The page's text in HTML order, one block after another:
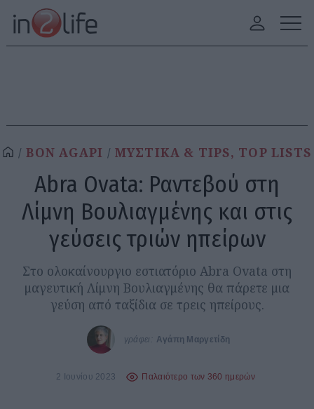
BON AGAPI ΜΥΣΤΙΚΑ & TIPS, TOP LISTS
Abra Ovata: Ραντεβού στη
Λίμνη Βουλιαγμένης και στις
γεύσεις τριών ηπείρων
Στο ολοκαίνουργιο εστιατόριο Abra Ovata στη
μαγευτική Λίμνη Βουλιαγμένης θα πάρετε μια
γεύση από ταξίδια σε τρεις ηπείρους.
γράφει: Αγάπη Μαργετίδη
2 Ιουνίου 2023 Παλαιότερο των 360 ημερών